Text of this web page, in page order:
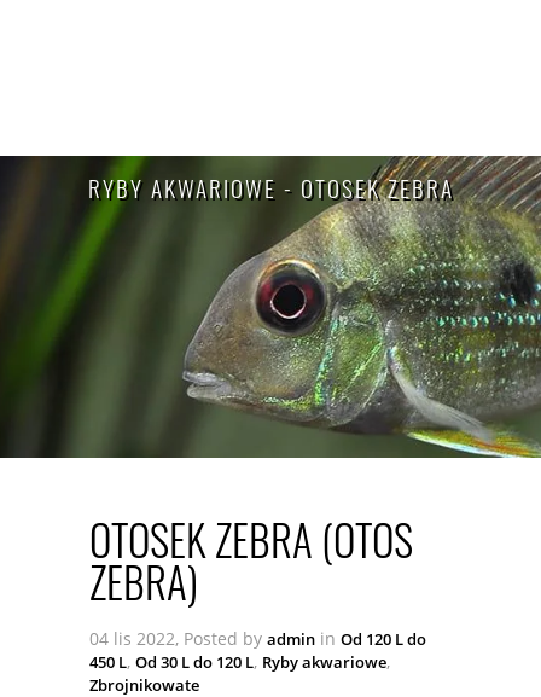
RYBY AKWARIOWE - OTOSEK ZEBRA
OTOSEK ZEBRA (OTOS
ZEBRA)
04 lis 2022, Posted by admin in Od 120 L do
450 L, Od 30 L do 120 L, Ryby akwariowe,
Zbrojnikowate